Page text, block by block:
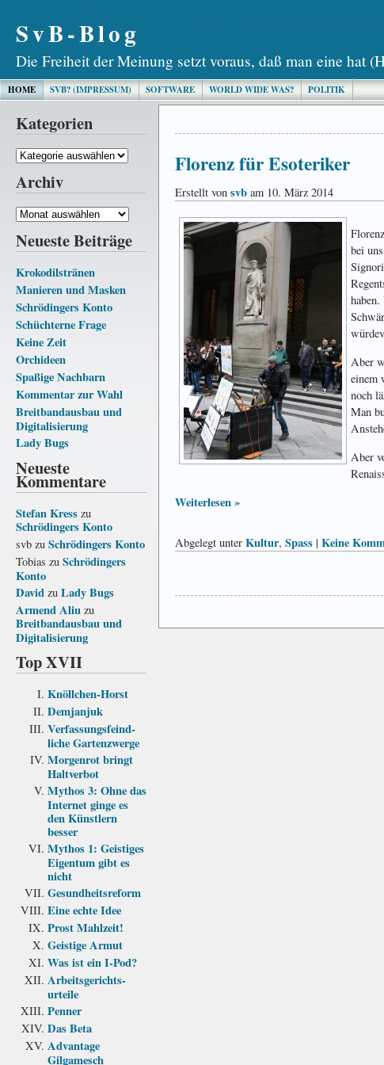
SvB-Blog
Die Freiheit der Meinung setzt voraus, daß man eine hat
HOME SVB? (IMPRESSUM) SOFTWARE WORLD WIDE WAS? POLITIK
Kategorien
Kategorien
Archiv
Archiv
Neueste Beiträge
Krokodilstränen
Manieren und Masken
Schrödingers Konto
Schüchterne Frage
Keine Zeit
Orchideen
Spaßige Nachbarn
Kommentar zur Wahl
Breitbandausbau und
Digitalisierung
Lady Bugs
Neueste
Kommentare
Stefan Kress zu
Schrödingers Konto
svb zu Schrödingers Konto
Tobias zu Schrödingers
Konto
David zu Lady Bugs
Armend Aliu zu
Breitbandausbau und
Digitalisierung
Top XVII
Knöllchen-Horst
Demjanjuk
Verfassungs­feind­
liche Garten­zwerge
Morgenrot bringt
Haltverbot
Mythos 3: Ohne das
Internet ginge es
den Künstlern
besser
Mythos 1: Geistiges
Eigentum gibt es
nicht
Gesundheits­reform
Eine echte Idee
Prost Mahlzeit!
Geistige Armut
Was ist ein I-Pod?
Arbeits­gerichts­
urteile
Penner
Das Beta
Advantage
Gilgamesch
Florenz für Esoteriker
Erstellt von svb am 10. März 2014
bei
Aber
einem
noch
Man
Aber
Weiterlesen »
Abgelegt unter Kultur, Spass | Keine